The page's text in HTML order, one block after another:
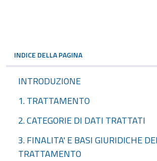
INDICE DELLA PAGINA
INTRODUZIONE
1. TRATTAMENTO
2. CATEGORIE DI DATI TRATTATI
3. FINALITA' E BASI GIURIDICHE
TRATTAMENTO